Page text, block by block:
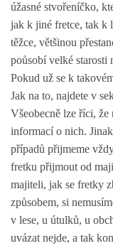
CESTOVÁNÍ S
JEDNA ČÍ VÍCE
KASTRACE
STRAVA
PODPORA
E - S H O P
úžasné stvořeníčko,
jak k jiné fretce, tak k
těžce, většinou
poůsobí velké starosti
Pokud už se k
Jak na to, najdete v
Všeobecně lze říci,
informací o nich.
případů přijmeme
fretku přijmout od
majiteli, jak se fretky
způsobem, si
v lese, u útulků, u
uvázat nejde, a tak